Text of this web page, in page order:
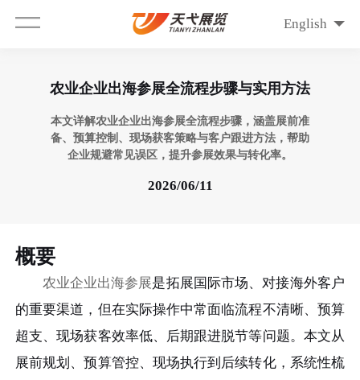
English
农业企业出海参展全流程步骤与实用方法
本文详解农业企业出海参展全流程步骤，涵盖展前准
备、预算控制、现场获客策略与客户跟进方法，帮助
企业规避常见误区，提升参展效果与转化率。
2026/06/11
概要
农业企业出海参展是拓展国际市场、对接海外客户
的重要渠道，但在实际操作中常面临流程不清晰、预算
超支、现场获客效率低、后期跟进脱节等问题。本文从
展前规划、预算管控、现场执行到后续转化，系统性梳